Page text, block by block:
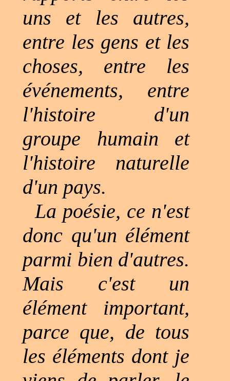
uns et les autres,
entre les gens et les
choses, entre les
événements, entre
l'histoire d'un
groupe humain et
l'histoire naturelle
d'un pays.
La poésie, ce n'est
donc qu'un élément
parmi bien d'autres.
Mais c'est un
élément important,
parce que, de tous
les éléments dont je